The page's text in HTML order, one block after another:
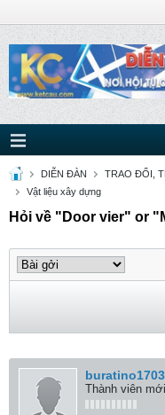
DIỄN ĐÀN
TRAO ĐỔI,
Vật liệu xây dựng
Hỏi về "Door vier" or
buratino1703
Thành viên mới